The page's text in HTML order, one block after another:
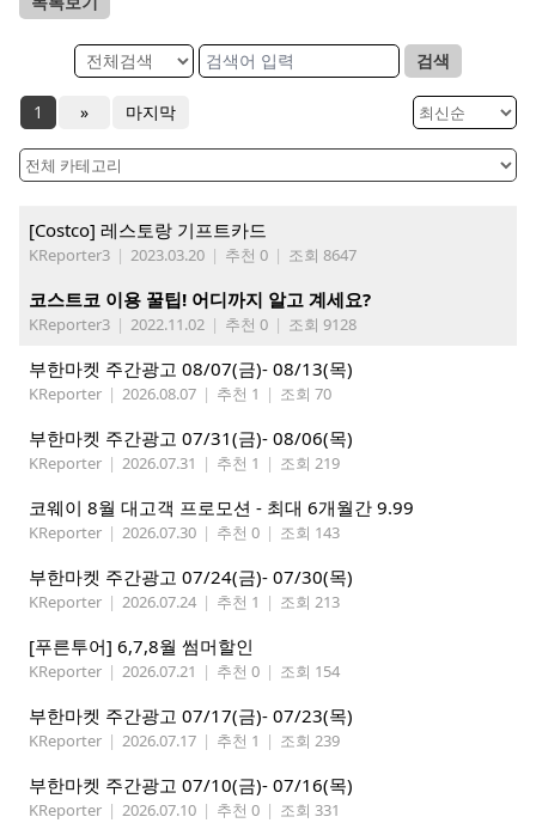
검색
1 » 마지막
[Costco] 레스토랑 기프트카드
KReporter3 | 2023.03.20 | 추천 0 | 조회 8647
코스트코 이용 꿀팁! 어디까지 알고 계세요?
KReporter3 | 2022.11.02 | 추천 0 | 조회 9128
부한마켓 주간광고 08/07(금)- 08/13(목)
KReporter | 2026.08.07 | 추천 1 | 조회 70
부한마켓 주간광고 07/31(금)- 08/06(목)
KReporter | 2026.07.31 | 추천 1 | 조회 219
코웨이 8월 대고객 프로모션 - 최대 6개월간 9.99
KReporter | 2026.07.30 | 추천 0 | 조회 143
부한마켓 주간광고 07/24(금)- 07/30(목)
KReporter | 2026.07.24 | 추천 1 | 조회 213
[푸른투어] 6,7,8월 썸머할인
KReporter | 2026.07.21 | 추천 0 | 조회 154
부한마켓 주간광고 07/17(금)- 07/23(목)
KReporter | 2026.07.17 | 추천 1 | 조회 239
부한마켓 주간광고 07/10(금)- 07/16(목)
KReporter | 2026.07.10 | 추천 0 | 조회 331